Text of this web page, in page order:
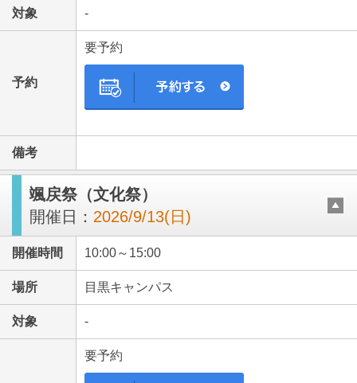
対象 -
予約
要予約
備考
颯戻祭（文化祭）
開催日： 2026/9/13(日)
開催時間 10:00～15:00
場所 目黒キャンパス
対象 -
要予約